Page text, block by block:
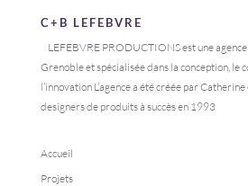
C+B LEFEBVRE
LEFEBVRE PRODUCTIONS est une
Grenoble et spécialisée dans la conception, le
l’innovation L’agence a été créée par
designers de produits à succès en 1993
Accueil
Projets